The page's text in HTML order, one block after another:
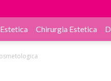
Chirurgia Estetica